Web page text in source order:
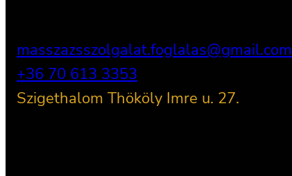
masszazsszolgalat.foglalas@gmail.com
+36 70 613 3353
Szigethalom Thököly Imre u. 27.